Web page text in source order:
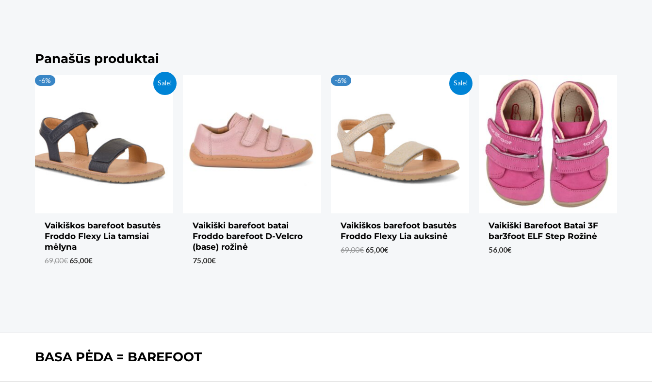
Panašūs produktai
Sale!
-6%
Vaikiškos barefoot basutės
Froddo Flexy Lia tamsiai
mėlyna
69,00€ Original
65,00€Current
Vaikiški barefoot batai
Froddo barefoot D-Velcro
(base) rožinė
75,00€
Sale!
-6%
Vaikiškos barefoot basutės
Froddo Flexy Lia auksinė
69,00€ Original
65,00€Current
Vaikiški Barefoot Batai 3F
bar3foot ELF Step Rožinė
56,00€
BASA PĖDA = BAREFOOT